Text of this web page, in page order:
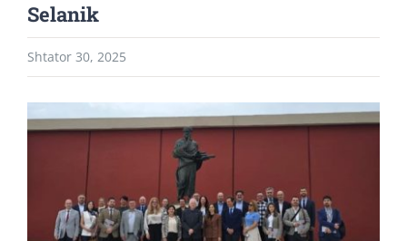
Selanik
Shtator 30, 2025
View